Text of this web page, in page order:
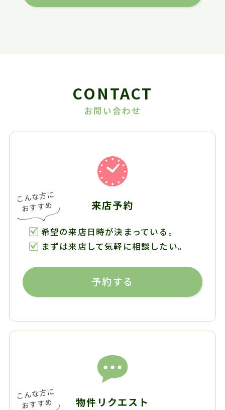
CONTACT
お問い合わせ
来店予約
希望の来店日時が決まっている。
まずは来店して気軽に相談したい。
予約する
物件リクエスト